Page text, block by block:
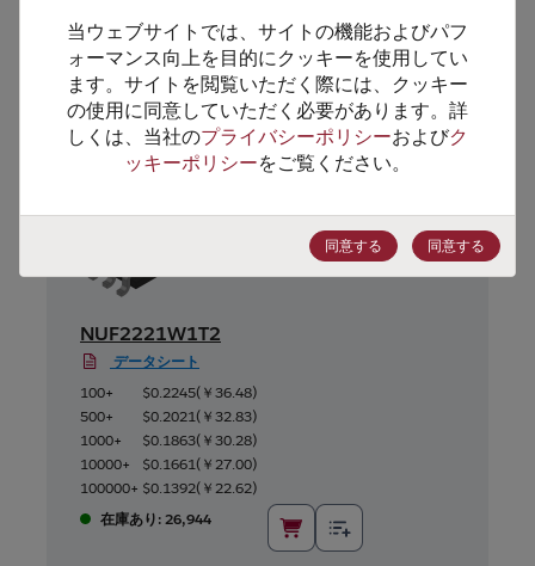
代替製品のご提案
NUF2221W1T2
データシート
100+
$0.2245(￥36.48)
500+
$0.2021(￥32.83)
1000+
$0.1863(￥30.28)
10000+
$0.1661(￥27.00)
100000+ $0.1392(￥22.62)
在庫あり: 26,944
当ウェブサイトでは、サイトの機能およびパフ
ォーマンス向上を目的にクッキーを使用してい
ます。サイトを閲覧いただく際には、クッキー
の使用に同意していただく必要があります。詳
しくは、当社のプライバシーポリシーおよびク
ッキーポリシーをご覧ください。
同意する 同意する